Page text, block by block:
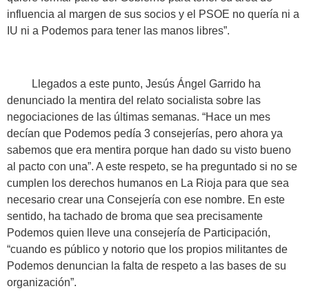
influencia al margen de sus socios y el PSOE no quería ni a
IU ni a Podemos para tener las manos libres”.
Llegados a este punto, Jesús Ángel Garrido ha
denunciado la mentira del relato socialista sobre las
negociaciones de las últimas semanas. “Hace un mes
decían que Podemos pedía 3 consejerías, pero ahora ya
sabemos que era mentira porque han dado su visto bueno
al pacto con una”. A este respeto, se ha preguntado si no se
cumplen los derechos humanos en La Rioja para que sea
necesario crear una Consejería con ese nombre. En este
sentido, ha tachado de broma que sea precisamente
Podemos quien lleve una consejería de Participación,
“cuando es público y notorio que los propios militantes de
Podemos denuncian la falta de respeto a las bases de su
organización”.